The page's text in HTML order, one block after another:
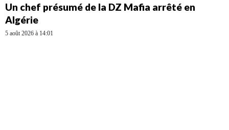
Un chef présumé de la DZ Mafia arrêté en
Algérie
5 août 2026 à 14:01